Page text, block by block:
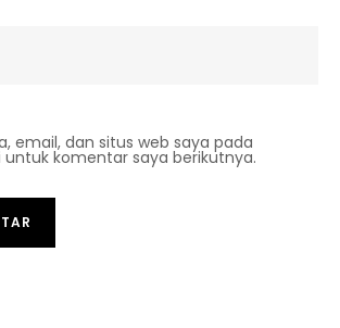
email, dan situs web saya pada
komentar saya berikutnya.